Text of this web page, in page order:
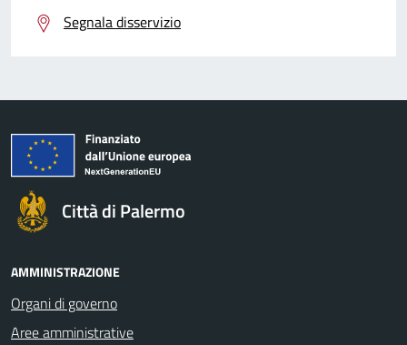
Segnala disservizio
Città di Palermo
AMMINISTRAZIONE
Organi di governo
Aree amministrative